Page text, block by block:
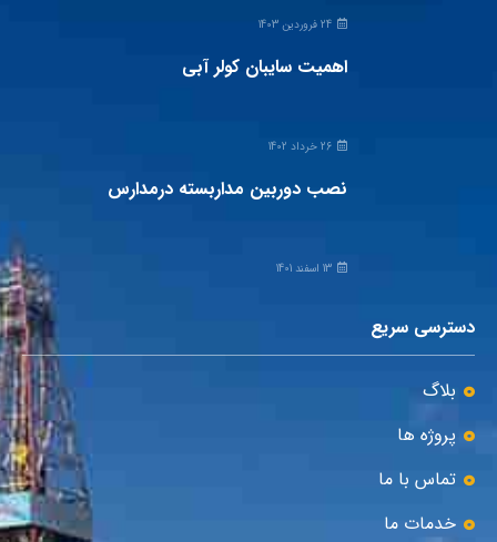
24 فروردین 1403
اهمیت سایبان کولر آبی
26 خرداد 1402
نصب دوربین مداربسته درمدارس
13 اسفند 1401
دسترسی سریع
بلاگ
پروژه ها
تماس با ما
خدمات ما